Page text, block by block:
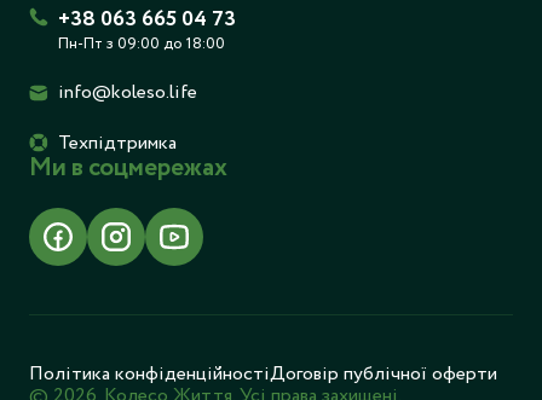
+38 063 665 04 73
Пн-Пт з 09:00 до 18:00
info@koleso.life
Техпідтримка
Ми в соцмережах
Політика конфіденційностіДоговір публічної оферти